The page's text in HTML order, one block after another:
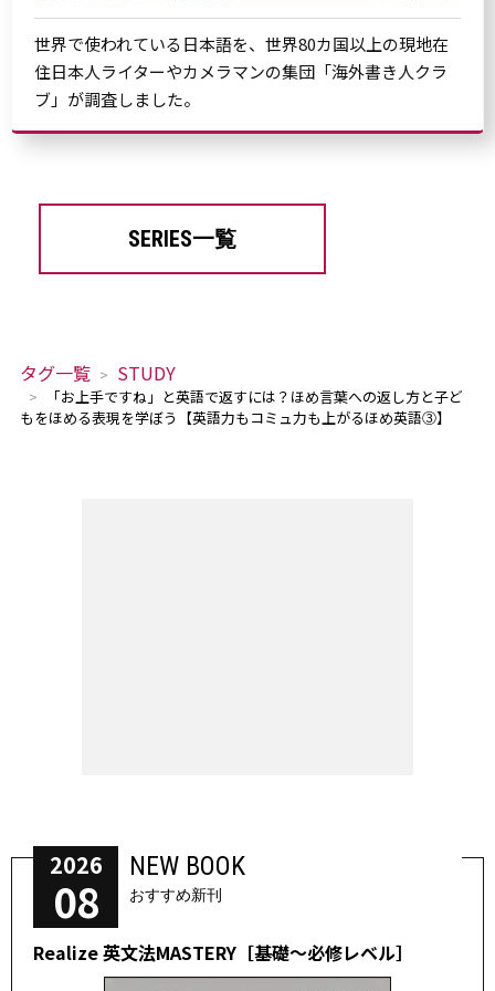
世界で使われている日本語を、世界80カ国以上の現地在
住日本人ライターやカメラマンの集団「海外書き人クラ
ブ」が調査しました。
SERIES一覧
タグ一覧 STUDY
「お上手ですね」と英語で返すには？ほめ言葉への返し方と子ど
もをほめる表現を学ぼう【英語力もコミュ力も上がるほめ英語③】
2026
08
NEW BOOK
おすすめ新刊
Realize 英文法MASTERY［基礎～必修レベル］